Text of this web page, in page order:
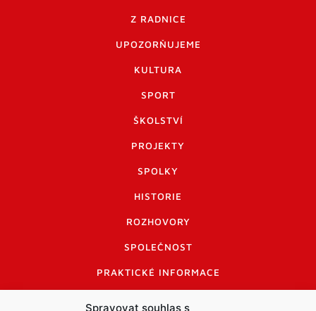
Spravovat souhlas s
Z RADNICE
UPOZORŇUJEME
KULTURA
SPORT
ŠKOLSTVÍ
PROJEKTY
SPOLKY
HISTORIE
ROZHOVORY
SPOLEČNOST
PRAKTICKÉ INFORMACE